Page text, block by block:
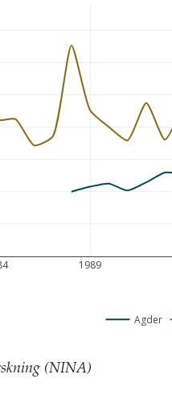
1989
Agder
(NINA)